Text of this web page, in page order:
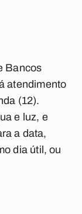
Bancos
atendimento
(12).
e luz, e
a data,
dia útil, ou